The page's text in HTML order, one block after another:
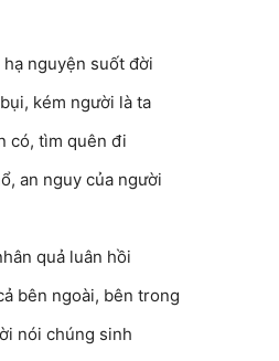
hạ nguyện suốt đời
kém người là ta
có, tìm quên đi
an nguy của người
quả luân hồi
bên ngoài, bên trong
nói chúng sinh